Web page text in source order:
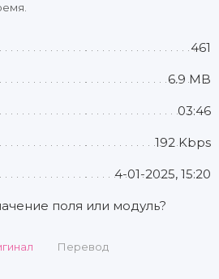
461
6.9 MB
03:46
192 Kbps
4-01-2025, 15:20
поля или модуль?
Перевод